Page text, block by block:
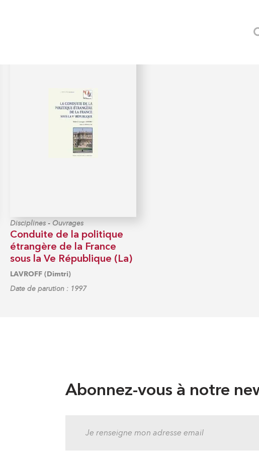
Disciplines- Ouvrages
Conduite de la politique
étrangère de la France
sous la Ve République (La)
LAVROFF (Dimtri)
Date de parution : 1997
Abonnez-vous à notre